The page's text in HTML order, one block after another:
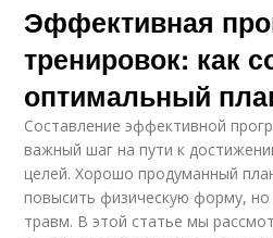
Эффективная
тренировок: как
оптимальный
Составление эффективной
важный шаг на пути к
целей. Хорошо продуманный
повысить физическую форму, но
травм. В этой статье мы